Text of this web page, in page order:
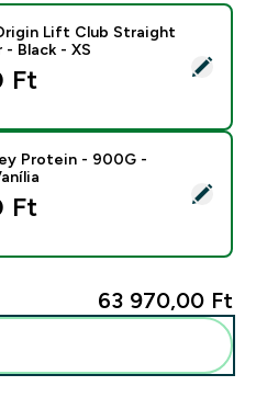
MP Men's Origin Lift Club
Lift Club Straight
Black - XS
Ft‎
Impact Whey Protein - 900G -
Protein - 900G -
Ft‎
63 970,00 Ft‎